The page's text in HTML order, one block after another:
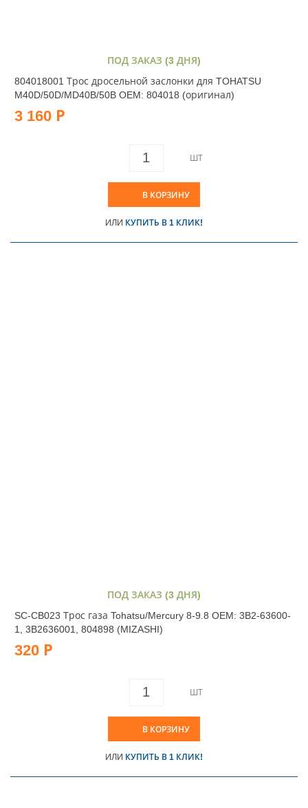
ПОД ЗАКАЗ (3 ДНЯ)
804018001 Трос дросельной заслонки для TOHATSU
M40D/50D/MD40B/50B OEM: 804018 (оригинал)
3 160 Р
ШТ
В КОРЗИНУ
ИЛИ КУПИТЬ В 1 КЛИК!
ПОД ЗАКАЗ (3 ДНЯ)
SC-CB023 Трос газа Tohatsu/Mercury 8-9.8 OEM: 3B2-63600-
1, 3B2636001, 804898 (MIZASHI)
320 Р
ШТ
В КОРЗИНУ
ИЛИ КУПИТЬ В 1 КЛИК!